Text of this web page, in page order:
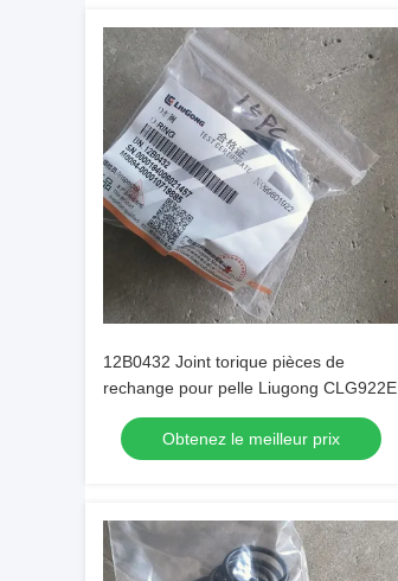
12B0432 Joint torique pièces de
rechange pour pelle Liugong CLG922E
Obtenez le meilleur prix